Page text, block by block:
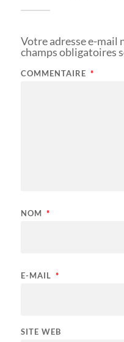
Votre adresse e-mail
champs obligatoires
COMMENTAIRE *
NOM *
E-MAIL *
SITE WEB